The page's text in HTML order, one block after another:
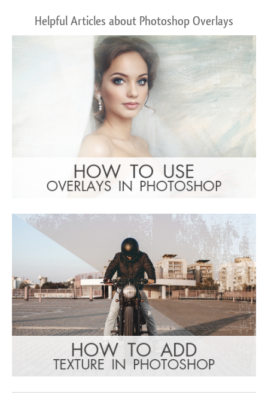
Helpful Articles about Photoshop Overlays